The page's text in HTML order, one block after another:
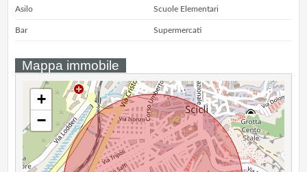
Asilo Scuole Elementari
Bar Supermercati
Mappa immobile
+
−